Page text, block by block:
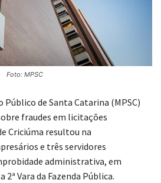
Foto: MPSC
de Santa Catarina (MPSC)
fraudes em licitações
Criciúma resultou na
e três servidores
administrativa, em
Vara da Fazenda Pública.